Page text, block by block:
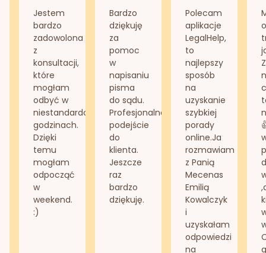
Jestem
bardzo
zadowolona
z
konsultacji,
które
mogłam
odbyć w
niestandardowych
godzinach.
Dzięki
temu
mogłam
odpocząć
w
weekend.
:)
Bardzo
dziękuję
za
pomoc
w
napisaniu
pisma
do sądu.
Profesjonalne
podejście
do
klienta.
Jeszcze
raz
bardzo
dziękuję.
Polecam
aplikacje
LegalHelp,
to
najlepszy
sposób
na
uzyskanie
szybkiej
porady
online.Ja
rozmawiam
z Panią
Mecenas
Emilią
Kowalczyk
i
uzyskałam
odpowiedzi
na